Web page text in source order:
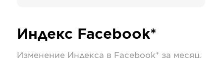
Индекс Facebook*
Изменение Индекса в Facebook* за месяц.